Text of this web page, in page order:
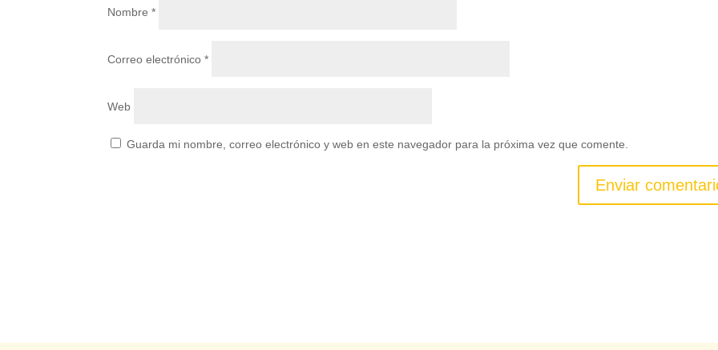
Nombre*
Correo electrónico*
Web
Guarda mi nombre, correo electrónico y web en este navegador para la próxima vez que comente.